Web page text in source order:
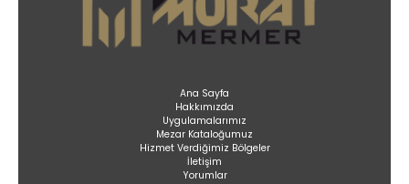
Ana Sayfa
Hakkımızda
Uygulamalarımız
Mezar Kataloğumuz
Hizmet Verdiğimiz Bölgeler
İletişim
Yorumlar